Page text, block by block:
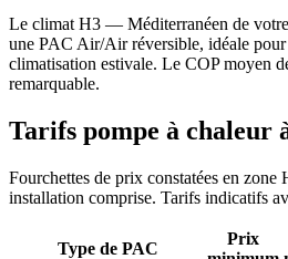
Le climat H3 — Méditerranéen de
une PAC Air/Air réversible, idéale
climatisation estivale. Le COP moyen
remarquable.
Tarifs pompe à chaleur
Fourchettes de prix constatées en zone
installation comprise. Tarifs indicatifs
Type de PAC
Prix